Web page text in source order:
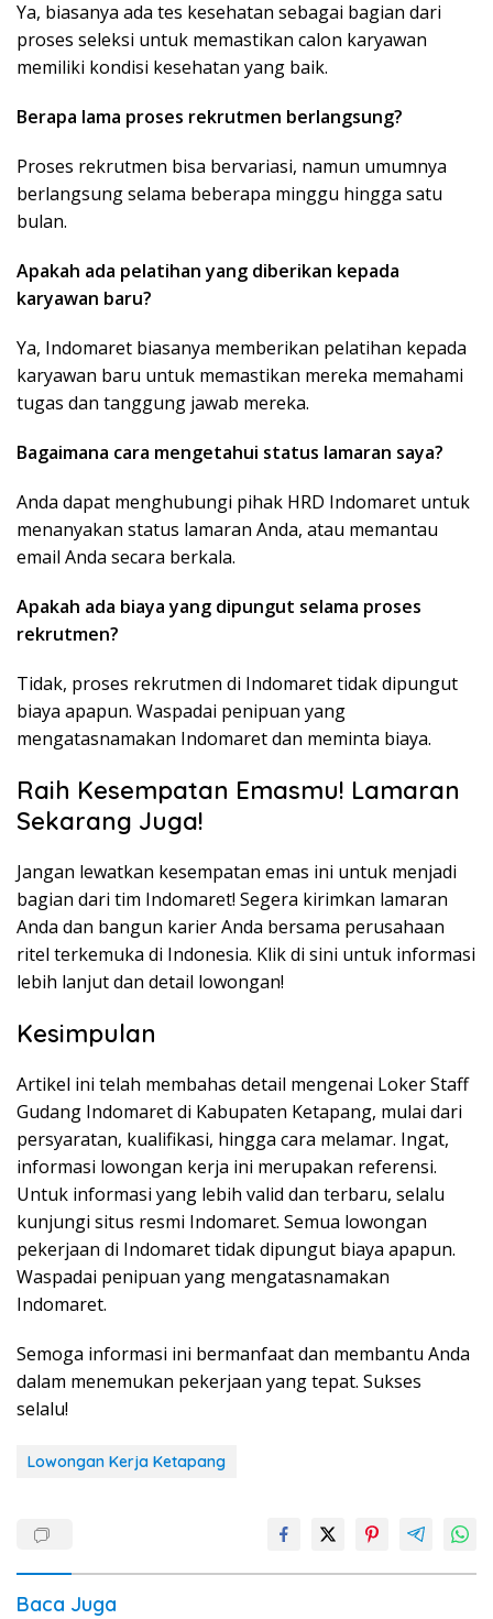
Ya, biasanya ada tes kesehatan sebagai bagian dari
proses seleksi untuk memastikan calon karyawan
memiliki kondisi kesehatan yang baik.
Berapa lama proses rekrutmen berlangsung?
Proses rekrutmen bisa bervariasi, namun umumnya
berlangsung selama beberapa minggu hingga satu
bulan.
Apakah ada pelatihan yang diberikan kepada
karyawan baru?
Ya, Indomaret biasanya memberikan pelatihan kepada
karyawan baru untuk memastikan mereka memahami
tugas dan tanggung jawab mereka.
Bagaimana cara mengetahui status lamaran saya?
Anda dapat menghubungi pihak HRD Indomaret untuk
menanyakan status lamaran Anda, atau memantau
email Anda secara berkala.
Apakah ada biaya yang dipungut selama proses
rekrutmen?
Tidak, proses rekrutmen di Indomaret tidak dipungut
biaya apapun. Waspadai penipuan yang
mengatasnamakan Indomaret dan meminta biaya.
Raih Kesempatan Emasmu! Lamaran
Sekarang Juga!
Jangan lewatkan kesempatan emas ini untuk menjadi
bagian dari tim Indomaret! Segera kirimkan lamaran
Anda dan bangun karier Anda bersama perusahaan
ritel terkemuka di Indonesia. Klik di sini untuk informasi
lebih lanjut dan detail lowongan!
Kesimpulan
Artikel ini telah membahas detail mengenai Loker Staff
Gudang Indomaret di Kabupaten Ketapang, mulai dari
persyaratan, kualifikasi, hingga cara melamar. Ingat,
informasi lowongan kerja ini merupakan referensi.
Untuk informasi yang lebih valid dan terbaru, selalu
kunjungi situs resmi Indomaret. Semua lowongan
pekerjaan di Indomaret tidak dipungut biaya apapun.
Waspadai penipuan yang mengatasnamakan
Indomaret.
Semoga informasi ini bermanfaat dan membantu Anda
dalam menemukan pekerjaan yang tepat. Sukses
selalu!
Lowongan Kerja Ketapang
Baca Juga